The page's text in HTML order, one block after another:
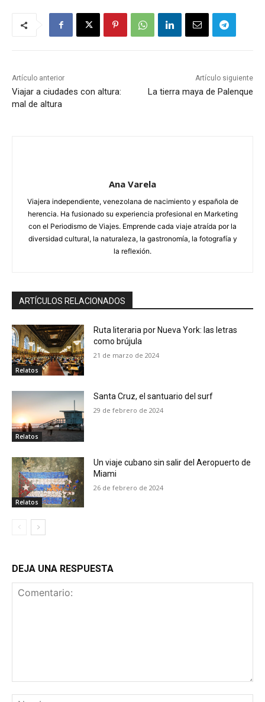
Artículo anterior
Viajar a ciudades con altura:
mal de altura
Artículo siguiente
La tierra maya de Palenque
Ana Varela
Viajera independiente, venezolana de nacimiento y española de
herencia. Ha fusionado su experiencia profesional en Marketing
con el Periodismo de Viajes. Emprende cada viaje atraída por la
diversidad cultural, la naturaleza, la gastronomía, la fotografía y
la reflexión.
ARTÍCULOS RELACIONADOS
Relatos
Ruta literaria por Nueva York: las letras
como brújula
21 de marzo de 2024
Relatos
Santa Cruz, el santuario del surf
29 de febrero de 2024
Relatos
Un viaje cubano sin salir del Aeropuerto de
Miami
26 de febrero de 2024
DEJA UNA RESPUESTA